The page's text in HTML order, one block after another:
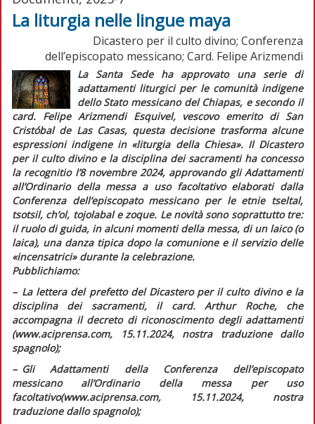
La liturgia nelle lingue maya
Dicastero per il culto divino; Conferenza
dell’episcopato messicano; Card. Felipe Arizmendi
La Santa Sede ha approvato una serie di
adattamenti liturgici per le comunità indigene
dello Stato messicano del Chiapas, e secondo il
card. Felipe Arizmendi Esquivel, vescovo emerito di San
Cristóbal de Las Casas, questa decisione trasforma alcune
espressioni indigene in «liturgia della Chiesa». Il Dicastero
per il culto divino e la disciplina dei sacramenti ha concesso
la recognitiol’8 novembre 2024, approvando gliAdattamenti
all’Ordinario della messa a uso facoltativoelaborati dalla
Conferenza dell’episcopato messicano per le etnie tseltal,
tsotsil, ch’ol, tojolabalezoque. Le novità sono soprattutto tre:
il ruolo di guida, in alcuni momenti della messa, di un laico (o
laica), una danza tipica dopo la comunione e il servizio delle
«incensatrici» durante la celebrazione.
Pubblichiamo:
–La lettera del prefetto del Dicastero per il culto divino e la
disciplina dei sacramenti, il card. Arthur Roche, che
accompagna il decreto di riconoscimento degli adattamenti
(www.aciprensa.com, 15.11.2024, nostra traduzione dallo
spagnolo);
–GliAdattamenti della Conferenza dell’episcopato
messicano all’Ordinario della messa per uso
facoltativo(www.aciprensa.com, 15.11.2024, nostra
traduzione dallo spagnolo);